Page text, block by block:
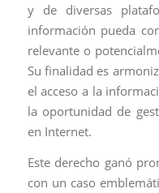
y de diversas
información pueda
relevante o
Su finalidad es
el acceso a la
la oportunidad de
en Internet.
Este derecho ganó
con un caso